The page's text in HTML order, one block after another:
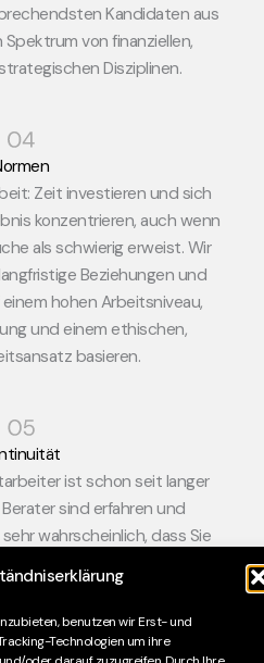
benutzen wir Erst- und
Technologien um ihre
Kandidaten aus
von finanziellen,
Disziplinen.
Zeit investieren und sich
konzentrieren, auch wenn
als schwierig erweist. Wir
Beziehungen und
hohen Arbeitsniveau,
und einem ethischen,
basieren.
ist schon seit langer
sind erfahren und
wahrscheinlich, dass Sie
Person zusammenarbeiten.